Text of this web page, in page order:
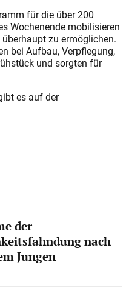
für die über 200
Wochenende mobilisieren
zu ermöglichen.
bei Aufbau, Verpflegung,
und sorgten für
es auf der
der
nach
Jungen